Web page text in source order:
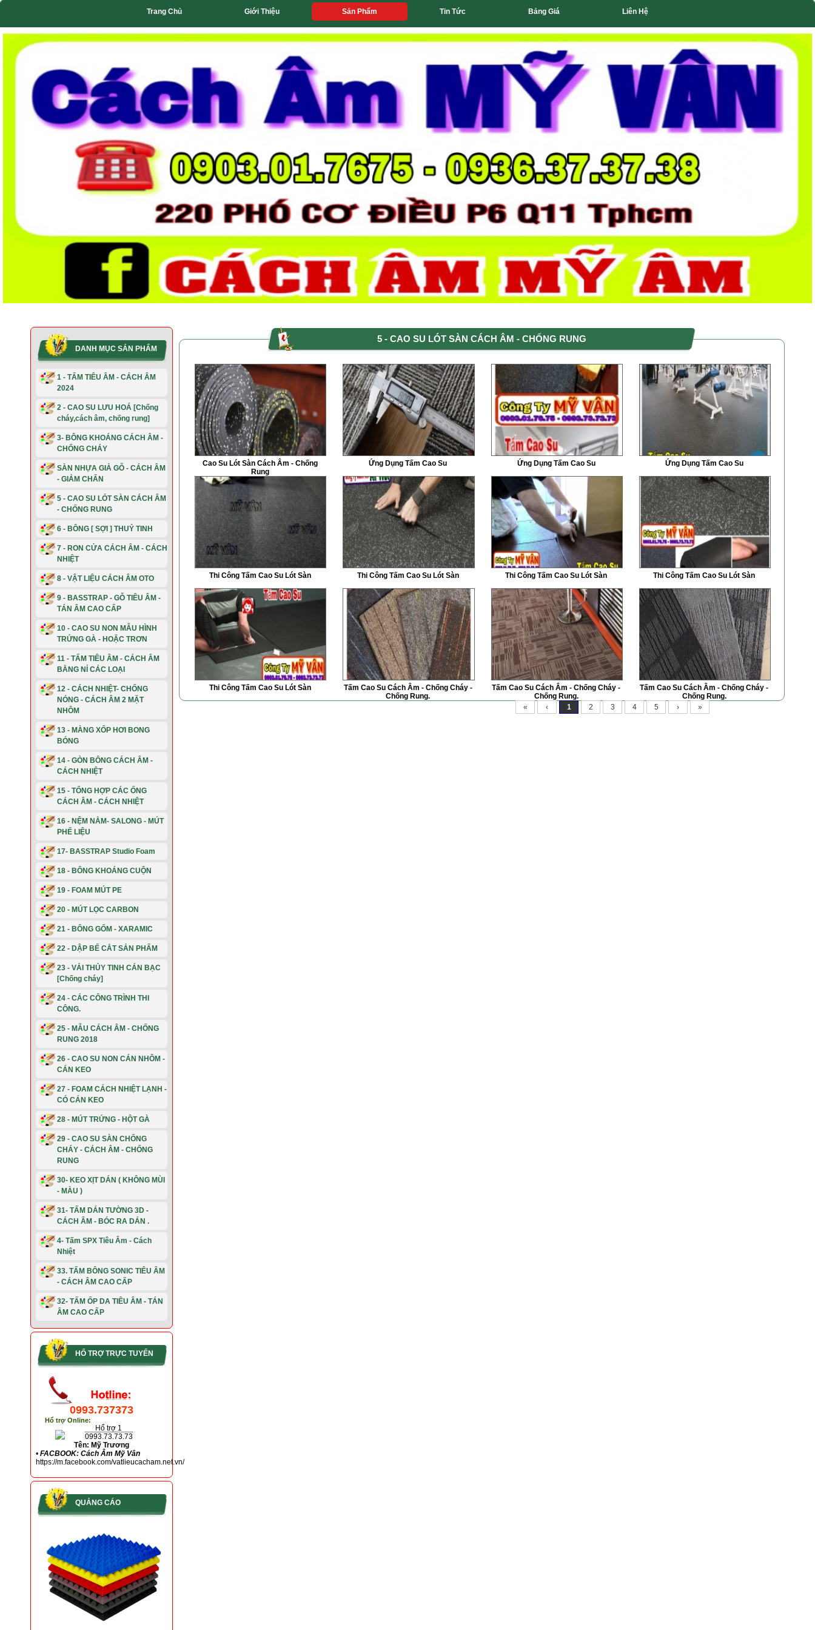
Trang Chủ Giới Thiệu Sản Phẩm Tin Tức Bảng Giá Liên Hệ
DANH MỤC SẢN PHẨM
1 - TẤM TIÊU ÂM - CÁCH ÂM
2024
2 - CAO SU LƯU HOÁ [Chống
cháy,cách âm, chống rung]
3- BÔNG KHOÁNG CÁCH ÂM -
CHỐNG CHÁY
SÀN NHỰA GIẢ GỖ - CÁCH ÂM
- GIẢM CHẤN
5 - CAO SU LÓT SÀN CÁCH ÂM
- CHỐNG RUNG
6 - BÔNG [ SỢI ] THUỶ TINH
7 - RON CỬA CÁCH ÂM - CÁCH
NHIỆT
8 - VẬT LIỆU CÁCH ÂM OTO
9 - BASSTRAP - GỖ TIÊU ÂM -
TÁN ÂM CAO CẤP
10 - CAO SU NON MẪU HÌNH
TRỨNG GÀ - HOẶC TRƠN
11 - TẤM TIÊU ÂM - CÁCH ÂM
BẰNG NỈ CÁC LOẠI
12 - CÁCH NHIỆT- CHỐNG
NÓNG - CÁCH ÂM 2 MẶT
NHÔM
13 - MÀNG XỐP HƠI BONG
BÓNG
14 - GÒN BÔNG CÁCH ÂM -
CÁCH NHIỆT
15 - TỔNG HỢP CÁC ỐNG
CÁCH ÂM - CÁCH NHIỆT
16 - NỆM NẰM- SALONG - MÚT
PHẾ LIỆU
17- BASSTRAP Studio Foam
18 - BÔNG KHOÁNG CUỘN
19 - FOAM MÚT PE
20 - MÚT LỌC CARBON
21 - BÔNG GỐM - XARAMIC
22 - DẬP BẾ CẮT SẢN PHẨM
23 - VẢI THỦY TINH CÁN BẠC
[Chống cháy]
24 - CÁC CÔNG TRÌNH THI
CÔNG.
25 - MẪU CÁCH ÂM - CHỐNG
RUNG 2018
26 - CAO SU NON CÁN NHÔM -
CÁN KEO
27 - FOAM CÁCH NHIỆT LẠNH -
CÓ CÁN KEO
28 - MÚT TRỨNG - HỘT GÀ
29 - CAO SU SÀN CHỐNG
CHÁY - CÁCH ÂM - CHỐNG
RUNG
30- KEO XỊT DÁN ( KHÔNG MÙI
- MÀU )
31- TẤM DÁN TƯỜNG 3D -
CÁCH ÂM - BÓC RA DÁN .
4- Tấm SPX Tiêu Âm - Cách
Nhiệt
33. TẤM BÔNG SONIC TIÊU ÂM
- CÁCH ÂM CAO CẤP
32- TẤM ỐP DA TIÊU ÂM - TÁN
ÂM CAO CẤP
HỔ TRỢ TRỰC TUYẾN
0993.737373
Hổ trợ Online:
Hổ trợ 1
0993.73.73.73
Tên: Mỹ Trương
• FACBOOK: Cách Âm Mỹ Vân
https://m.facebook.com/vatlieucacham.net.vn/
QUẢNG CÁO
5 - CAO SU LÓT SÀN CÁCH ÂM - CHỐNG RUNG
Cao Su Lót Sàn Cách Âm - Chống
Rung
Ứng Dụng Tấm Cao Su Ứng Dụng Tấm Cao Su Ứng Dụng Tấm Cao Su
Thi Công Tấm Cao Su Lót Sàn Thi Công Tấm Cao Su Lót Sàn Thi Công Tấm Cao Su Lót Sàn Thi Công Tấm Cao Su Lót Sàn
Thi Công Tấm Cao Su Lót Sàn
Tấm Cao Su Cách Âm - Chống Cháy -
Chống Rung.
Tấm Cao Su Cách Âm - Chống Cháy -
Chống Rung.
Tấm Cao Su Cách Âm - Chống Cháy -
Chống Rung.
«
‹ 1 2 3 4 5 › »